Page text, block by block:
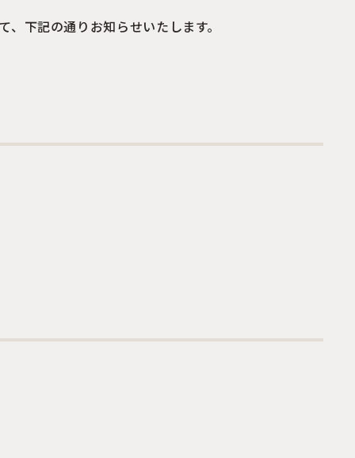
下記の通りお知らせいたします。